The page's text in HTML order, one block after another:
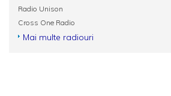
Radio Unison
Cross One Radio
Mai multe radiouri